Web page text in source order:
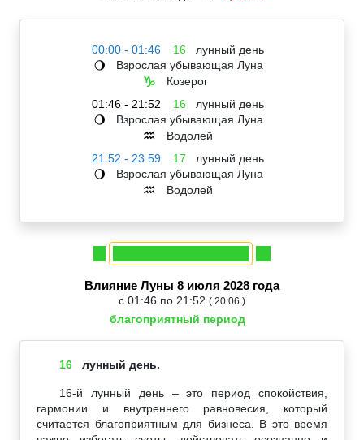
00:00 - 01:46 16 лунный день
🌖 Взрослая убывающая Луна
♑
Козерог
01:46 - 21:52
16 лунный день
🌖 Взрослая убывающая Луна
♒
Водолей
21:52 - 23:59
17 лунный день
🌖 Взрослая убывающая Луна
♒ Водолей
Влияние Луны 8 июля 2028 года
с 01:46 по 21:52 ( 20:06 )
благоприятный период
16 лунный день.
16-й лунный день – это период спокойствия,
гармонии и внутреннего равновесия, который
считается благоприятным для бизнеса. В это время